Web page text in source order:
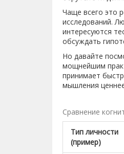
Чаще всего это
исследований.
интересуются
обсуждать
Но давайте
мощнейшим
принимает
мышления
Сравнение
Тип личности
(пример)